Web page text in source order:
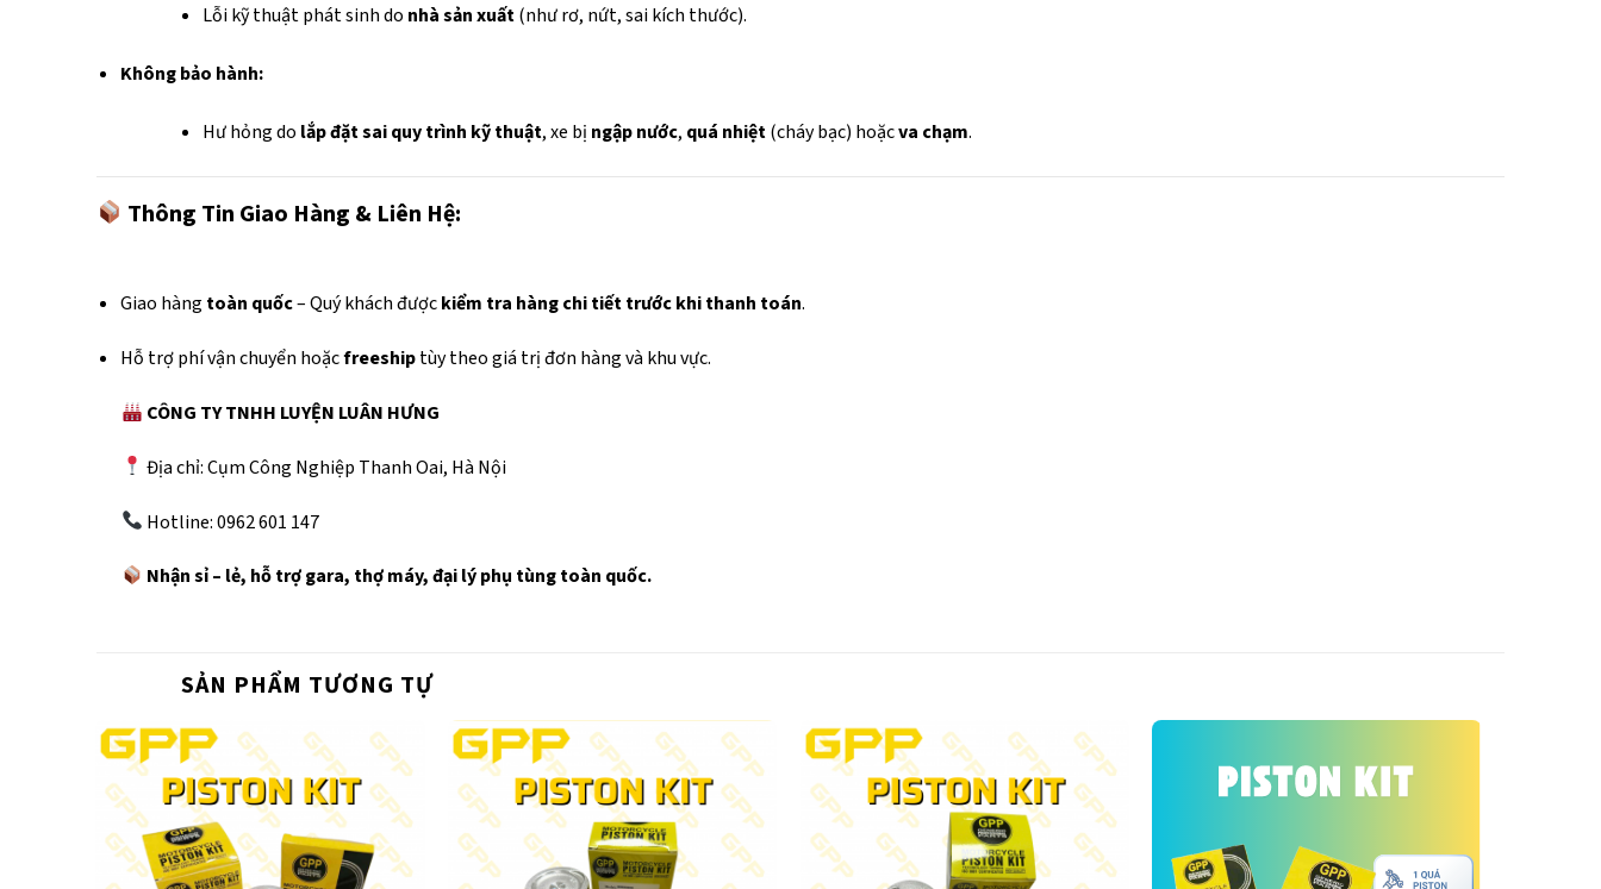
Lỗi kỹ thuật phát sinh do nhà sản xuất(như rơ, nứt, sai kích thước).
Không bảo hành:
Hư hỏng do lắp đặt sai quy trình kỹ thuật, xe bị ngập nước, quá nhiệt(cháy bạc) hoặcva chạm.
Thông Tin Giao Hàng & Liên Hệ:
Giao hàng toàn quốc– Quý khách đượckiểm tra hàng chi tiết trước khi thanh toán.
Hỗ trợ phí vận chuyển hoặcfreeshiptùy theo giá trị đơn hàng và khu vực.
CÔNG TY TNHH LUYỆN LUÂN HƯNG
Địa chỉ: Cụm Công Nghiệp Thanh Oai, Hà Nội
Hotline: 0962 601 147
Nhận sỉ – lẻ, hỗ trợ gara, thợ máy, đại lý phụ tùng toàn quốc.
SẢN PHẨM TƯƠNG TỰ